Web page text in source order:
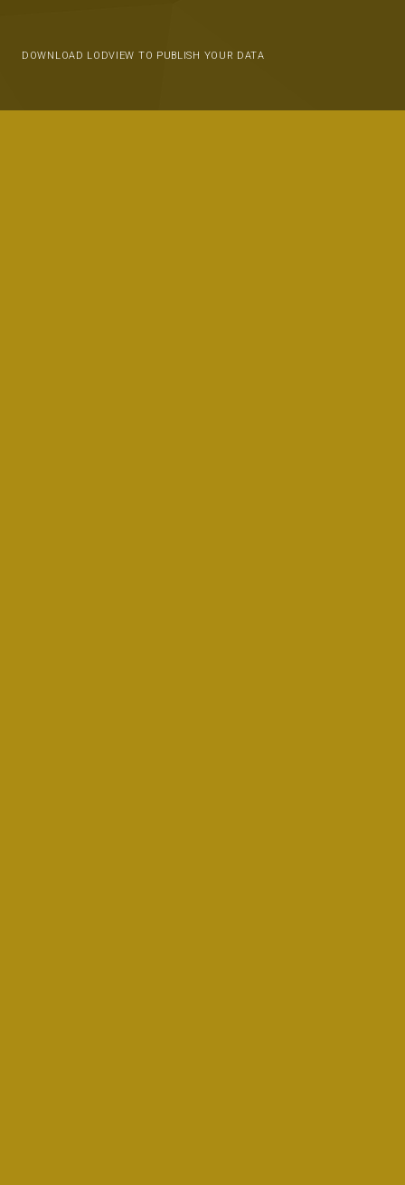
DOWNLOAD LODVIEW TO PUBLISH YOUR DATA